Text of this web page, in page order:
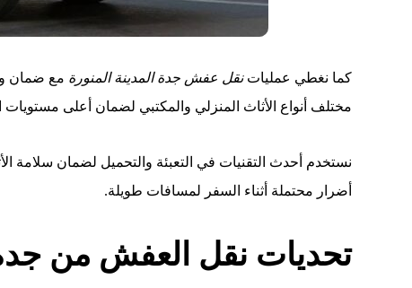
كما نغطي عملياتنقل عفش جدة المدينة المنورة مع ضمان
مختلف أنواع الأثاث المنزلي والمكتبي لضمان أعلى مستويات
نستخدم أحدث التقنيات في التعبئة والتحميل لضمان سلامة
أضرار محتملة أثناء السفر لمسافات طويلة.
تحديات نقل العفش من